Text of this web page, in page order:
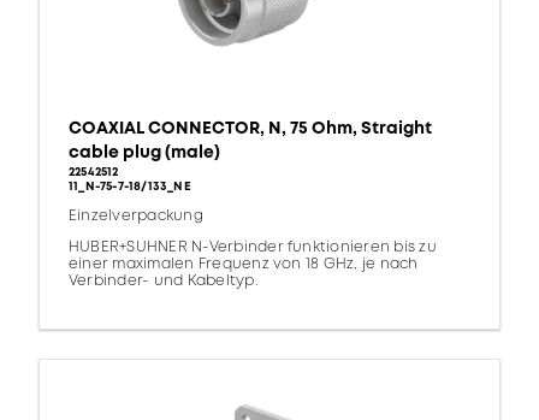
COAXIAL CONNECTOR, N, 75 Ohm, Straight
cable plug (male)
22542512
11_N-75-7-18/133_NE
Einzelverpackung
HUBER+SUHNER N-Verbinder funktionieren bis zu
einer maximalen Frequenz von 18 GHz, je nach
Verbinder- und Kabeltyp.